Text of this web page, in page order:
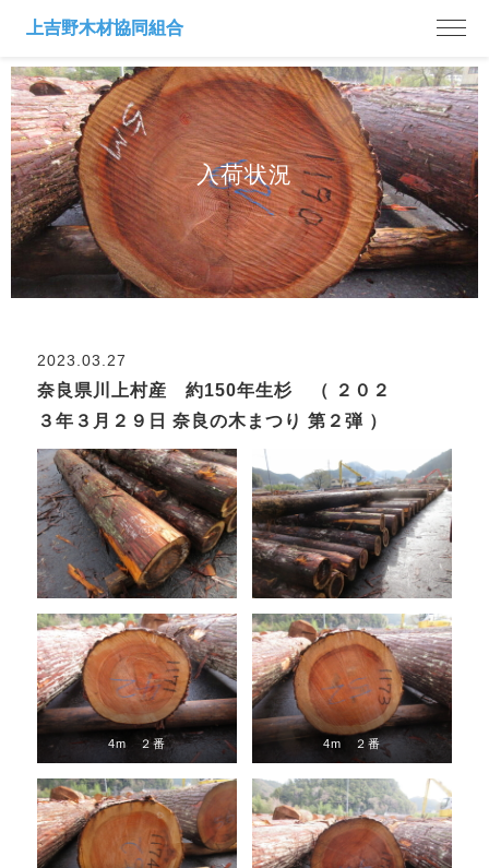
入荷状況
2023.03.27
奈良県川上村産 約150年生杉 （ ２０２
３年３月２９日 奈良の木まつり 第２弾 ）
4m ２番 4m ２番